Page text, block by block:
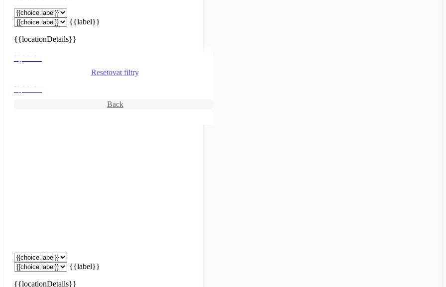
{{label}}
{{locationDetails}}
Vyhledat
Resetovat filtry
Vyhledat
Back
{{label}}
{{locationDetails}}